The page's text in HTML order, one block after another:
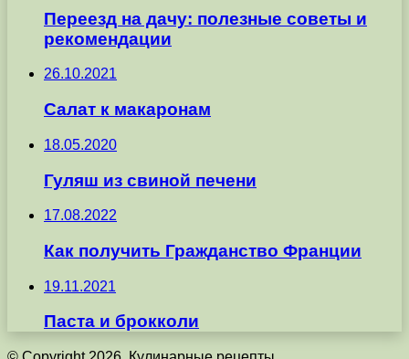
Переезд на дачу: полезные советы и
рекомендации
26.10.2021
Салат к макаронам
18.05.2020
Гуляш из свиной печени
17.08.2022
Как получить Гражданство Франции
19.11.2021
Паста и брокколи